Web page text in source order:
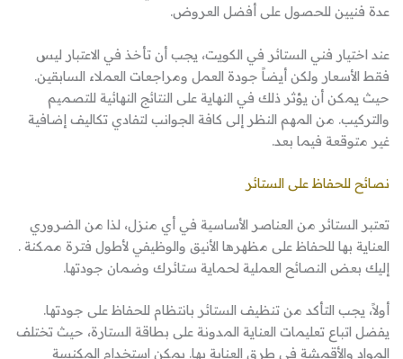
عدة فنيين للحصول على أفضل العروض.
عند اختيار فني الستائر في الكويت، يجب أن تأخذ في الاعتبار ليس
فقط الأسعار ولكن أيضاً جودة العمل ومراجعات العملاء السابقين.
حيث يمكن أن يؤثر ذلك في النهاية على النتائج النهائية للتصميم
والتركيب. من المهم النظر إلى كافة الجوانب لتفادي تكاليف إضافية
غير متوقعة فيما بعد.
نصائح للحفاظ على الستائر
تعتبر الستائر من العناصر الأساسية في أي منزل، لذا من الضروري
العناية بها للحفاظ على مظهرها الأنيق والوظيفي لأطول فترة ممكنة .
إليك بعض النصائح العملية لحماية ستائرك وضمان جودتها.
أولاً، يجب التأكد من تنظيف الستائر بانتظام للحفاظ على جودتها.
يفضل اتباع تعليمات العناية المدونة على بطاقة الستارة، حيث تختلف
المواد والأقمشة في طرق العناية بها. يمكن استخدام المكنسة